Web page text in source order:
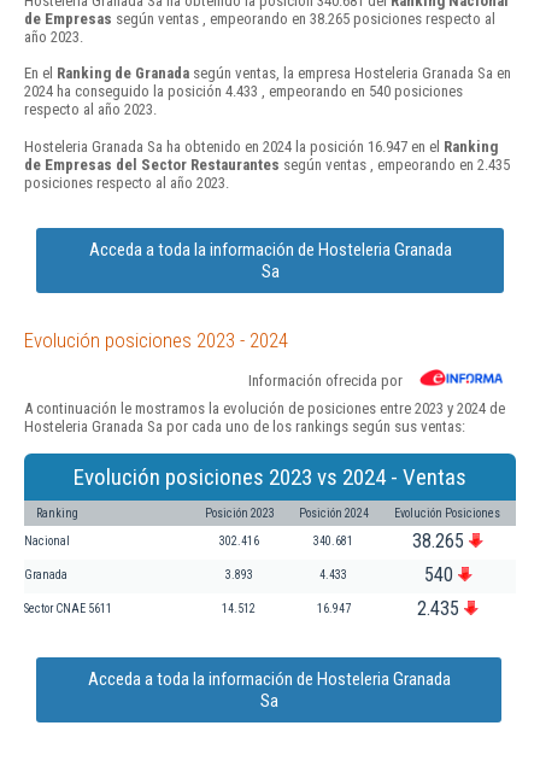
de Empresas según ventas , empeorando en 38.265 posiciones respecto al
año 2023.
En el Ranking de Granada según ventas, la empresa Hosteleria Granada Sa en
2024 ha conseguido la posición 4.433 , empeorando en 540 posiciones
respecto al año 2023.
Hosteleria Granada Sa ha obtenido en 2024 la posición 16.947 en el Ranking
de Empresas del Sector Restaurantes según ventas , empeorando en 2.435
posiciones respecto al año 2023.
Acceda a toda la información de Hosteleria Granada
Sa
Evolución posiciones 2023 - 2024
Información ofrecida por
A continuación le mostramos la evolución de posiciones entre 2023 y 2024 de
Hosteleria Granada Sa por cada uno de los rankings según sus ventas:
Evolución posiciones 2023 vs 2024 - Ventas
Ranking Posición 2023 Posición 2024 Evolución Posiciones
Nacional 302.416 340.681 38.265
Granada 3.893 4.433 540
Sector CNAE 5611 14.512 16.947 2.435
Acceda a toda la información de Hosteleria Granada
Sa